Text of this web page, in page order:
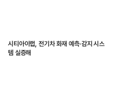
시티아이랩, 전기차 화재 예측·감지 시스
템 실증해